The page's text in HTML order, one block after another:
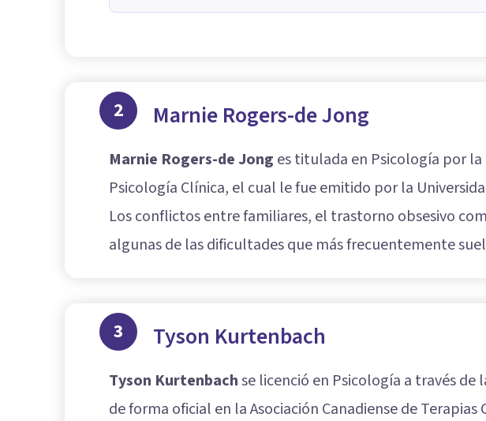
2 Marnie Rogers-de Jong
Marnie Rogers-de Jong es titulada en Psicología por la
Psicología Clínica, el cual le fue emitido por la
Los conflictos entre familiares, el trastorno obsesivo
algunas de las dificultades que más frecuentemente
3 Tyson Kurtenbach
Tyson Kurtenbachse licenció en Psicología a través
de forma oficial en la Asociación Canadiense de